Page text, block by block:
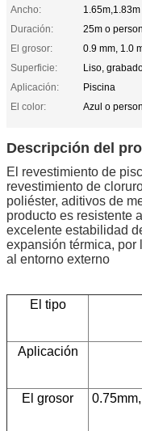
Ancho:
1.65m,1.83m
Duración:
25m o
El grosor:
0.9 mm, 1.0
Superficie:
Liso,
Aplicación:
Piscina
El color:
Azul o
Descripción del
El revestimiento de
revestimiento de
poliéster, aditivos de
producto es resistente
excelente estabilidad
expansión térmica, por
al entorno externo
El tipo
Aplicación
El grosor